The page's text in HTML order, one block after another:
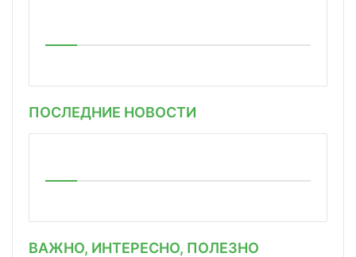
ПОСЛЕДНИЕ НОВОСТИ
ВАЖНО, ИНТЕРЕСНО, ПОЛЕЗНО